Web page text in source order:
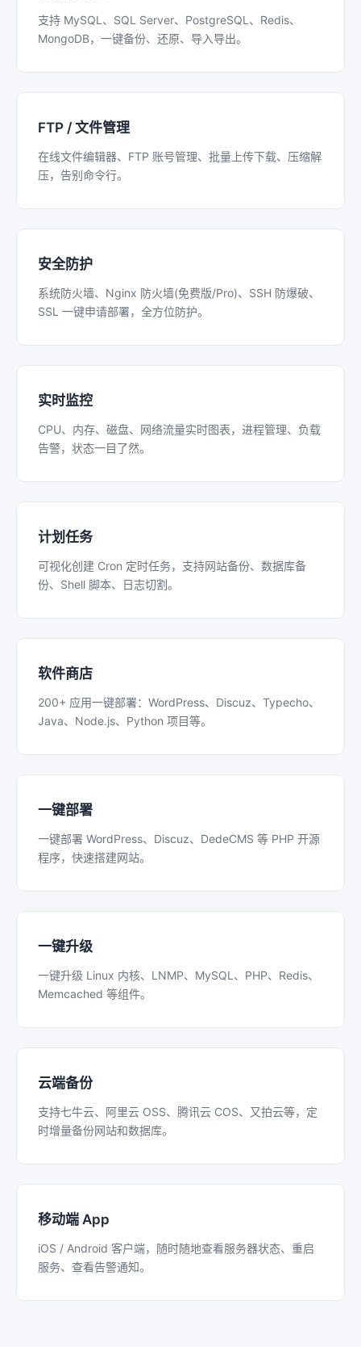
支持 MySQL、SQL Server、PostgreSQL、Redis、
MongoDB，一键备份、还原、导入导出。
FTP / 文件管理
在线文件编辑器、FTP 账号管理、批量上传下载、压缩解
压，告别命令行。
安全防护
系统防火墙、Nginx 防火墙(免费版/Pro)、SSH 防爆破、
SSL 一键申请部署，全方位防护。
实时监控
CPU、内存、磁盘、网络流量实时图表，进程管理、负载
告警，状态一目了然。
计划任务
可视化创建 Cron 定时任务，支持网站备份、数据库备
份、Shell 脚本、日志切割。
软件商店
200+ 应用一键部署：WordPress、Discuz、Typecho、
Java、Node.js、Python 项目等。
一键部署
一键部署 WordPress、Discuz、DedeCMS 等 PHP 开源
程序，快速搭建网站。
一键升级
一键升级 Linux 内核、LNMP、MySQL、PHP、Redis、
Memcached 等组件。
云端备份
支持七牛云、阿里云 OSS、腾讯云 COS、又拍云等，定
时增量备份网站和数据库。
移动端 App
iOS / Android 客户端，随时随地查看服务器状态、重启
服务、查看告警通知。